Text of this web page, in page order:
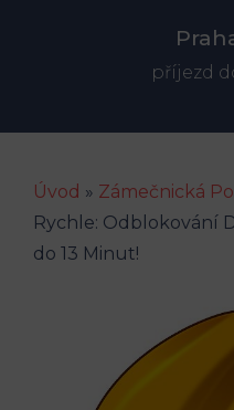
příjezd
Úvod » Zámečnická
Rychle: Odblokování
do 13 Minut!